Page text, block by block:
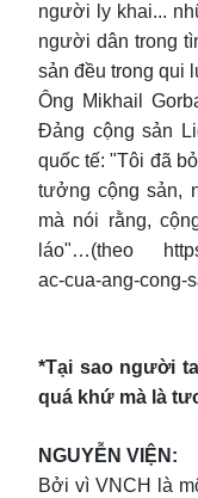
người ly khai...
người dân trong
sản đều trong qui
Ông Mikhail
Đảng cộng sản
quốc tế: "Tôi đã
tưởng cộng sản,
mà nói rằng,
láo"…(theo
ac-cua-ang-cong-
*Tại sao người
quá khứ mà là
NGUYỄN VIỆN:
Bởi vì VNCH là